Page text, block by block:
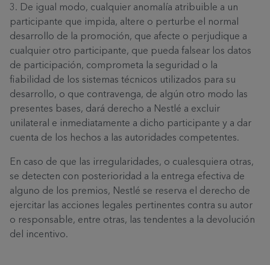
3. De igual modo, cualquier anomalía atribuible a un
participante que impida, altere o perturbe el normal
desarrollo de la promoción, que afecte o perjudique a
cualquier otro participante, que pueda falsear los datos
de participación, comprometa la seguridad o la
fiabilidad de los sistemas técnicos utilizados para su
desarrollo, o que contravenga, de algún otro modo las
presentes bases, dará derecho a Nestlé a excluir
unilateral e inmediatamente a dicho participante y a dar
cuenta de los hechos a las autoridades competentes.
En caso de que las irregularidades, o cualesquiera otras,
se detecten con posterioridad a la entrega efectiva de
alguno de los premios, Nestlé se reserva el derecho de
ejercitar las acciones legales pertinentes contra su autor
o responsable, entre otras, las tendentes a la devolución
del incentivo.